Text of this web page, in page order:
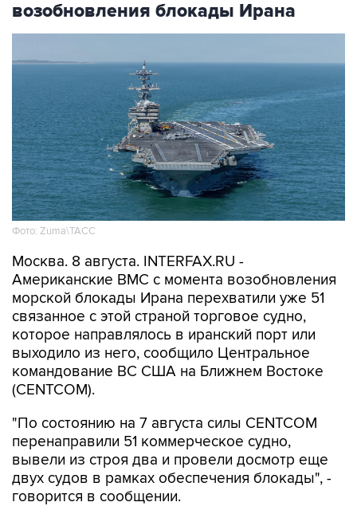
Фото: Zuma\ТАСС
Москва. 8 августа. INTERFAX.RU -
морской блокады Ирана перехватили уже 51
связанное с этой страной торговое судно,
которое направлялось в иранский порт или
выходило из него, сообщило Центральное
командование ВС США на Ближнем Востоке
(CENTCOM).
"По состоянию на 7 августа силы CENTCOM
вывели из строя два и провели досмотр еще
двух судов в рамках обеспечения блокады", -
говорится в сообщении.
ВМС США 14 июлявозобновили